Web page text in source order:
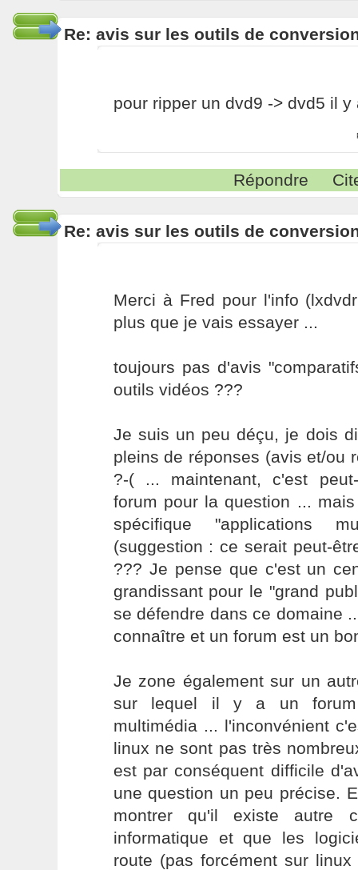
Re: avis sur les outils de
pour ripper un dvd9 -> dvd5 il y
Répondre
Re: avis sur les outils de
Merci à Fred pour l'info
plus que je vais essayer ...
toujours pas d'avis
outils vidéos ???
Je suis un peu déçu, je dois
pleins de réponses (avis et/ou
?-( ... maintenant, c'est
forum pour la question ...
spécifique "applications
(suggestion : ce serait peut-
??? Je pense que c'est un
grandissant pour le "grand
se défendre dans ce domaine
connaître et un forum est un
Je zone également sur un
sur lequel il y a un forum
multimédia ... l'inconvénient
linux ne sont pas très
est par conséquent difficile
une question un peu précise.
montrer qu'il existe autre
informatique et que les
route (pas forcément sur